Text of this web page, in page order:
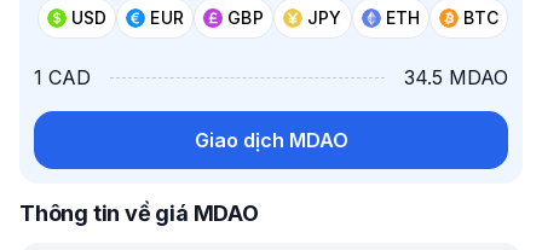
USD EUR GBP JPY ETH BTC
1 CAD 34.5 MDAO
Giao dịch MDAO
Thông tin về giá MDAO